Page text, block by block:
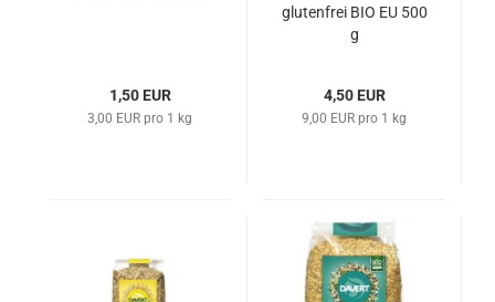
1,50 EUR
3,00 EUR pro 1 kg
glutenfrei BIO EU 500
g
4,50 EUR
9,00 EUR pro 1 kg